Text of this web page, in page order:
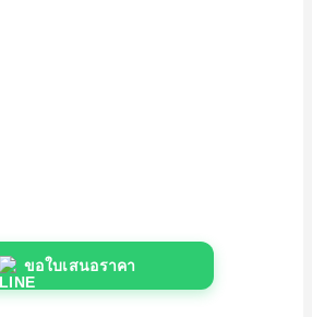
ขอใบเสนอราคา